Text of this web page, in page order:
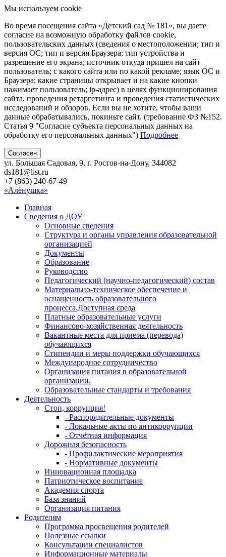
Мы используем cookie
Во время посещения сайта «Детский сад № 181», вы даете
согласие на возможную обработку файлов cookie,
пользовательских данных (сведения о местоположении; тип и
версия ОС; тип и версия Браузера; тип устройства и
разрешение его экрана; источник откуда пришел на сайт
пользователь; с какого сайта или по какой рекламе; язык ОС и
Браузера; какие страницы открывает и на какие кнопки
нажимает пользователь; ip-адрес) в целях функционирования
сайта, проведения ретаргетинга и проведения статистических
исследований и обзоров. Если вы не хотите, чтобы ваши
данные обрабатывались, покиньте сайт. (требование ФЗ №152.
Статья 9 "Согласие субъекта персональных данных на
обработку его персональных данных") Подробнее
Согласен
ул. Большая Садовая, 9, г. Ростов-на-Дону, 344082
ds181@list.ru
+7 (863) 240-67-49
«Алёнушка»
Главная
Сведения о ДОУ
Основные сведения
Структура и органы управления образовательной
организацией
Документы
Образование
Руководство
Педагогический (научно-педагогический) состав
Материально-техническое обеспечение и
оснащенность образовательного
процесса.Доступная среда
Платные образовательные услуги
Финансово-хозяйственная деятельность
Вакантные места для приема (перевода)
обучающихся
Стипендии и меры поддержки обучающихся
Международное сотрудничество
Организация питания в образовательной
организации.
Образовательные стандарты и требования
Деятельность
Стоп, коррупция!
- Распорядительные документы
- Локальные акты по антикоррупции
- Отчётная информация
Дорожная безопасность
- Профилактические мероприятия
- Нормативные документы
Инновационная площадка
Патриотическое воспитание
Академия спорта
База знаний
Организация питания
Родителям
Программа просвещения родителей
Полезные ссылки
Консультации специалистов
Информационные материалы